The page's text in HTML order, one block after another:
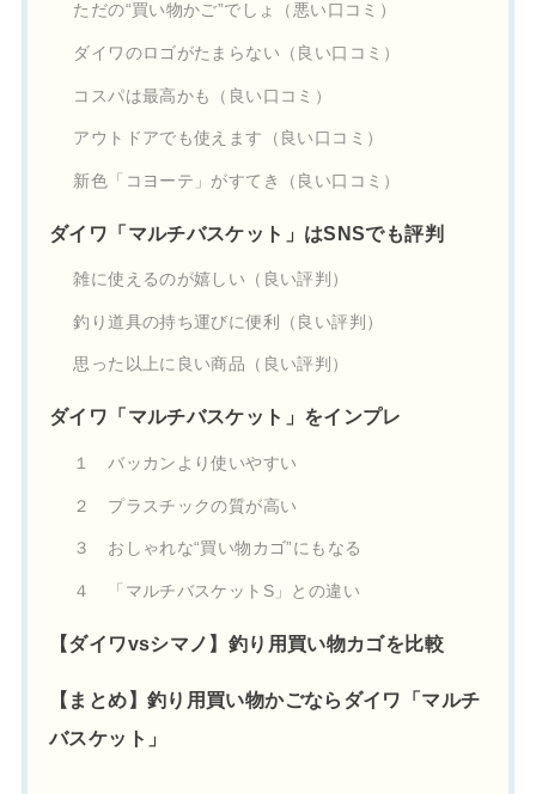
ただの“買い物かご”でしょ（悪い口コミ）
ダイワのロゴがたまらない（良い口コミ）
コスパは最高かも（良い口コミ）
アウトドアでも使えます（良い口コミ）
新色「コヨーテ」がすてき（良い口コミ）
ダイワ「マルチバスケット」はSNSでも評判
雑に使えるのが嬉しい（良い評判）
釣り道具の持ち運びに便利（良い評判）
思った以上に良い商品（良い評判）
ダイワ「マルチバスケット」をインプレ
１ バッカンより使いやすい
２ プラスチックの質が高い
３ おしゃれな“買い物カゴ”にもなる
４ 「マルチバスケットS」との違い
【ダイワvsシマノ】釣り用買い物カゴを比較
【まとめ】釣り用買い物かごならダイワ「マルチ
バスケット」